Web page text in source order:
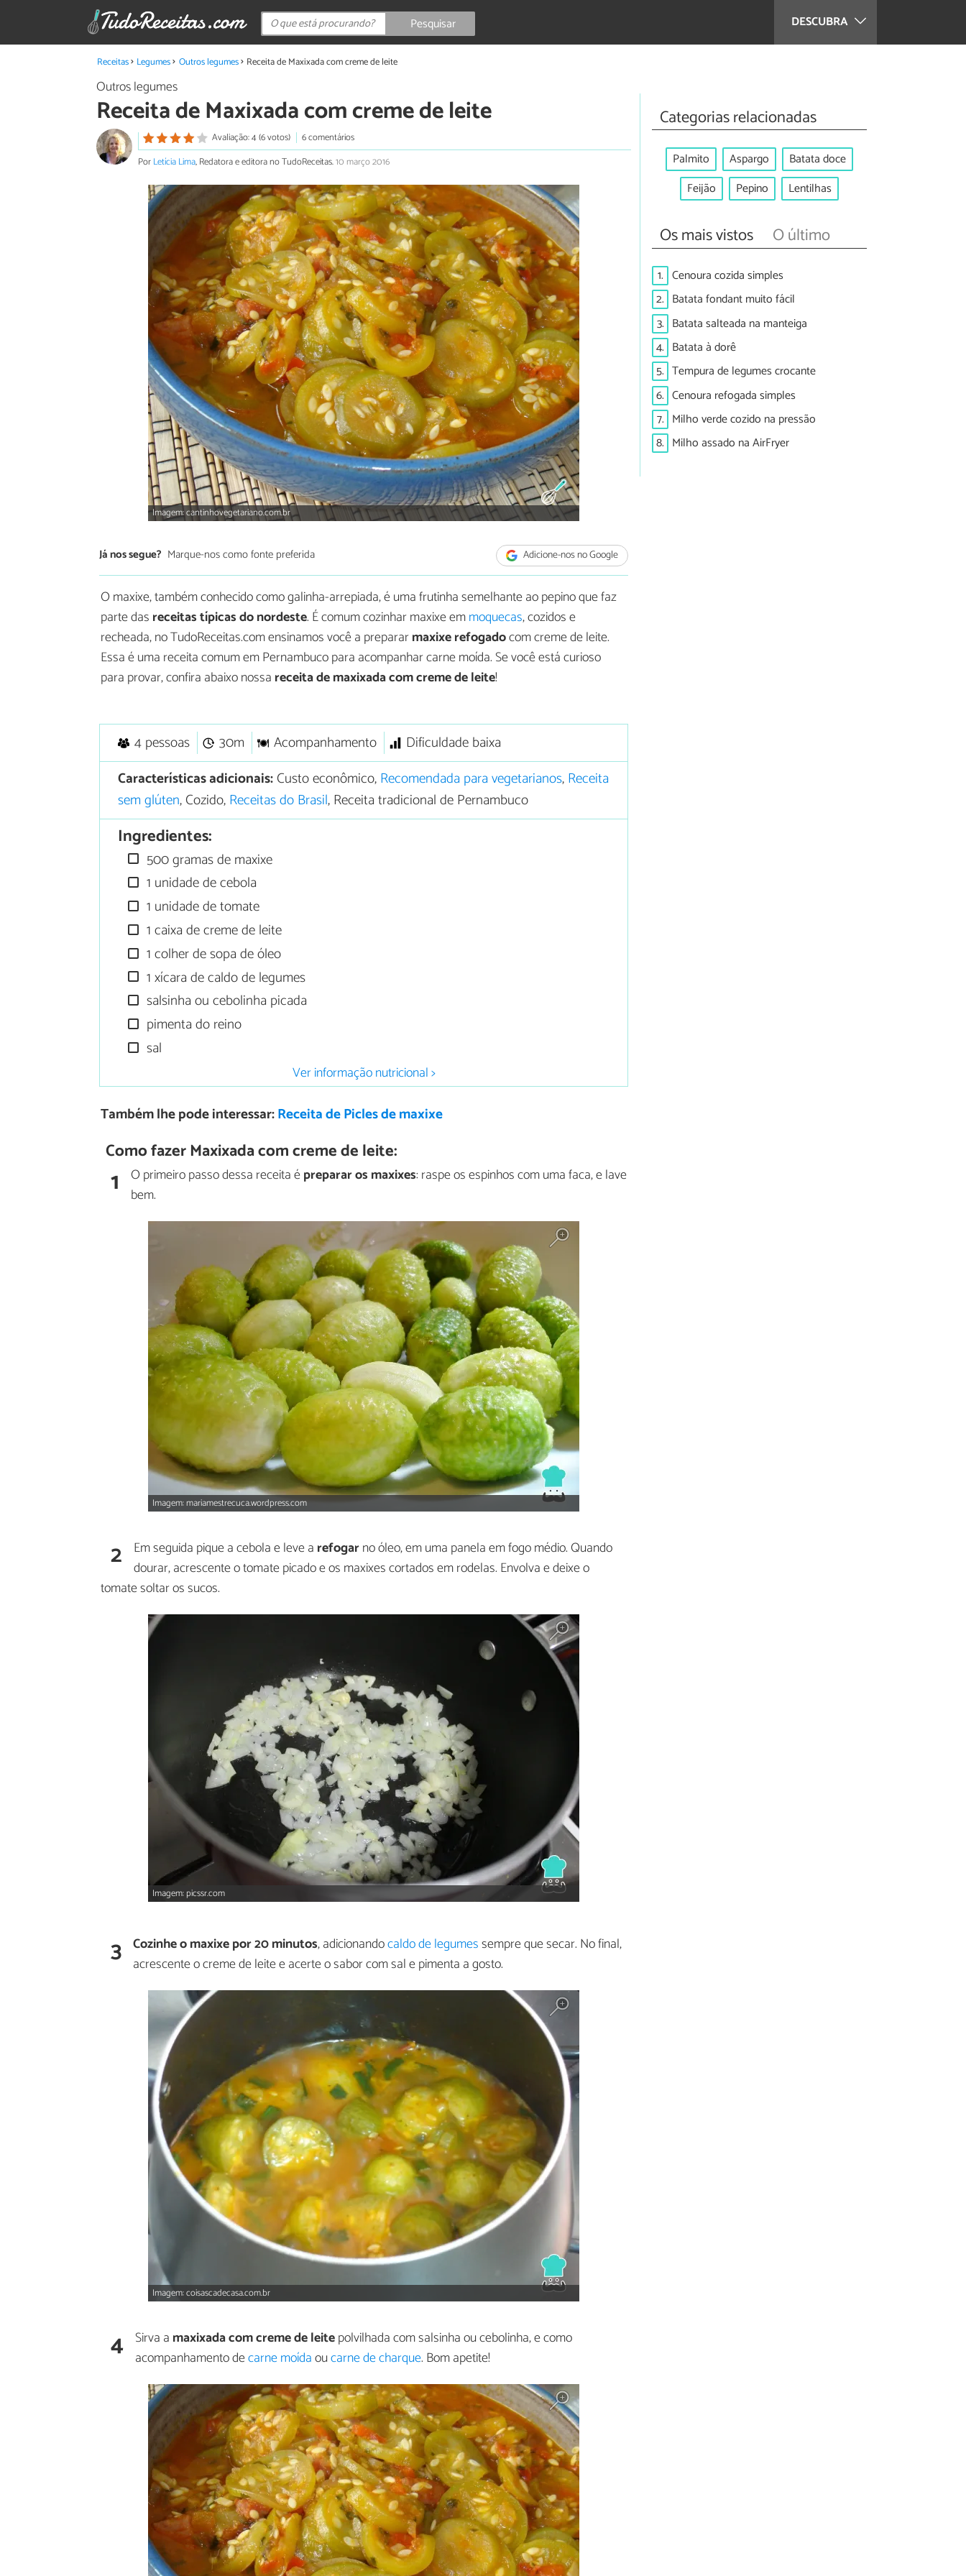
DESCUBRA
Pesquisar
Receitas Legumes Outros legumes Receita de Maxixada com creme de leite
Outros legumes
Receita de Maxixada com creme de leite
Avaliação: 4 (6 votos)
6 comentários
PorLetícia Lima, Redatora e editora no TudoReceitas.10 março 2016
Imagem: cantinhovegetariano.com.br
Já nos segue? Marque-nos como fonte preferida Adicione-nos no Google
O maxixe, também conhecido como galinha-arrepiada, é uma frutinha semelhante ao pepino que faz
parte das receitas típicas do nordeste. É comum cozinhar maxixe emmoquecas, cozidos e
recheada, no TudoReceitas.com ensinamos você a prepararmaxixe refogadocom creme de leite.
Essa é uma receita comum em Pernambuco para acompanhar carne moída. Se você está curioso
para provar, confira abaixo nossa receita de maxixada com creme de leite!
4 pessoas 30m Acompanhamento
Dificuldade baixa
Características adicionais:Custo econômico,Recomendada para vegetarianos,Receita
sem glúten, Cozido,Receitas do Brasil, Receita tradicional de Pernambuco
Ingredientes:
500 gramas de maxixe
1 unidade de cebola
1 unidade de tomate
1 caixa de creme de leite
1 colher de sopa de óleo
1 xícara de caldo de legumes
salsinha ou cebolinha picada
pimenta do reino
sal
Ver informação nutricional >
Também lhe pode interessar:Receita de Picles de maxixe
Como fazer Maxixada com creme de leite:
1 O primeiro passo dessa receita épreparar os maxixes: raspe os espinhos com uma faca, e lave
bem.
Imagem: mariamestrecuca.wordpress.com
2 Em seguida pique a cebola e leve a refogarno óleo, em uma panela em fogo médio. Quando
dourar, acrescente o tomate picado e os maxixes cortados em rodelas. Envolva e deixe o
tomate soltar os sucos.
Imagem: picssr.com
3 Cozinhe o maxixe por 20 minutos, adicionandocaldo de legumessempre que secar. No final,
acrescente o creme de leite e acerte o sabor com sal e pimenta a gosto.
Imagem: coisascadecasa.com.br
4 Sirva a maxixada com creme de leitepolvilhada com salsinha ou cebolinha, e como
acompanhamento decarne moídaoucarne de charque. Bom apetite!
Categorias relacionadas
Palmito Aspargo
Batata doce
Feijão
Pepino Lentilhas
Os mais vistos O último
1. Cenoura cozida simples
2. Batata fondant muito fácil
3. Batata salteada na manteiga
4. Batata à dorê
5. Tempura de legumes crocante
6. Cenoura refogada simples
7. Milho verde cozido na pressão
8. Milho assado na AirFryer